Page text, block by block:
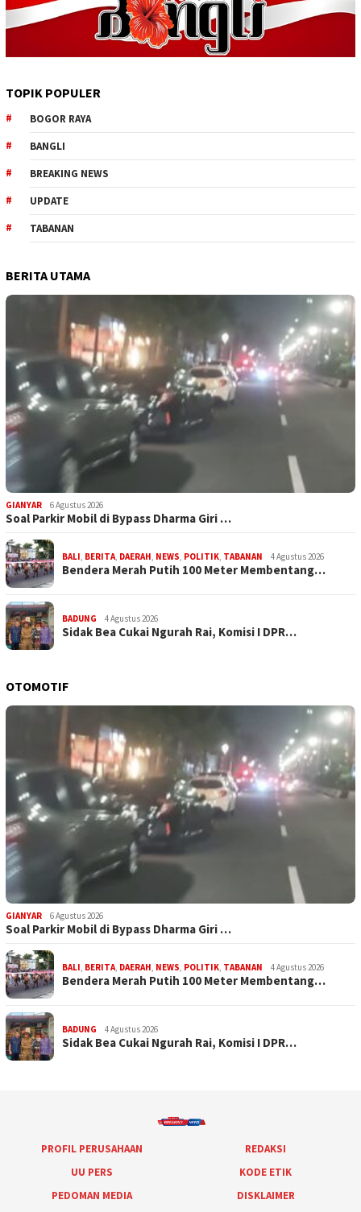
TOPIK POPULER
BOGOR RAYA
BANGLI
BREAKING NEWS
UPDATE
TABANAN
BERITA UTAMA
GIANYAR 6 Agustus 2026
Soal Parkir Mobil di Bypass Dharma Giri …
BALI, BERITA, DAERAH, NEWS, POLITIK, TABANAN 4 Agustus 2026
Bendera Merah Putih 100 Meter Membentang…
BADUNG 4 Agustus 2026
Sidak Bea Cukai Ngurah Rai, Komisi I DPR…
OTOMOTIF
GIANYAR 6 Agustus 2026
Soal Parkir Mobil di Bypass Dharma Giri …
BALI, BERITA, DAERAH, NEWS, POLITIK, TABANAN 4 Agustus 2026
Bendera Merah Putih 100 Meter Membentang…
BADUNG 4 Agustus 2026
Sidak Bea Cukai Ngurah Rai, Komisi I DPR…
PROFIL PERUSAHAAN
REDAKSI
UU PERS
KODE ETIK
PEDOMAN MEDIA
DISKLAIMER